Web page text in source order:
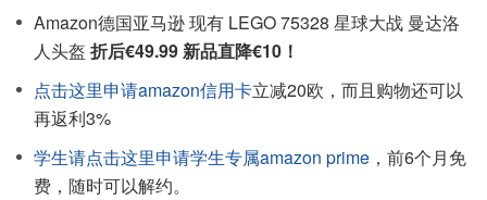
Amazon德国亚马逊 现有 LEGO 75328 星球大战 曼达洛
人头盔 折后€49.99 新品直降€10！
点击这里申请amazon信用卡立减20欧，而且购物还可以
再返利3%
学生请点击这里申请学生专属amazon prime ，前6个月免
费，随时可以解约。